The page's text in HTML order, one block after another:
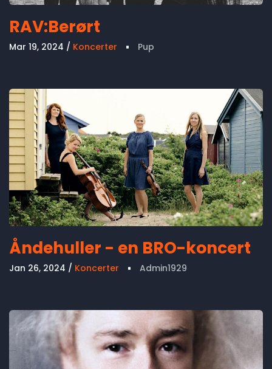
RAV:Berørt
Mar 19, 2024 Koncerter Pup
Åndehuller - en BRO-koncert
Jan 26, 2024 Koncerter Admin1929